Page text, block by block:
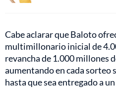
Cabe aclarar que Baloto
multimillonario inicial de
revancha de 1.000 millones
aumentando en cada sorteo
hasta que sea entregado a